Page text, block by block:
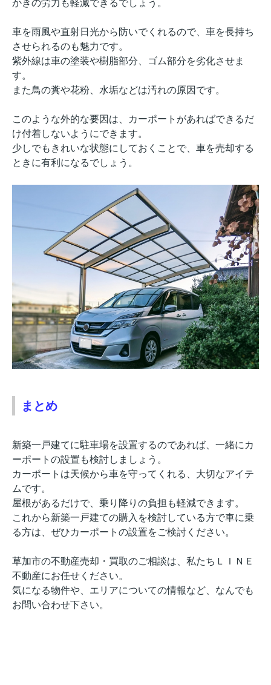
かきの労力も軽減できるでしょう。
車を雨風や直射日光から防いでくれるので、車を長持ち
させられるのも魅力です。
紫外線は車の塗装や樹脂部分、ゴム部分を劣化させま
す。
また鳥の糞や花粉、水垢などは汚れの原因です。
このような外的な要因は、カーポートがあればできるだ
け付着しないようにできます。
少しでもきれいな状態にしておくことで、車を売却する
ときに有利になるでしょう。
まとめ
新築一戸建てに駐車場を設置するのであれば、一緒にカ
ーポートの設置も検討しましょう。
カーポートは天候から車を守ってくれる、大切なアイテ
ムです。
屋根があるだけで、乗り降りの負担も軽減できます。
これから新築一戸建ての購入を検討している方で車に乗
る方は、ぜひカーポートの設置をご検討ください。
草加市の不動産売却・買取のご相談は、私たちＬＩＮＥ
不動産にお任せください。
気になる物件や、エリアについての情報など、なんでも
お問い合わせ下さい。